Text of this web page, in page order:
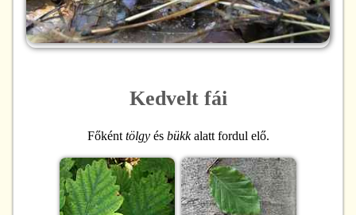
Kedvelt fái
Főként tölgyés bükkalatt fordul elő.